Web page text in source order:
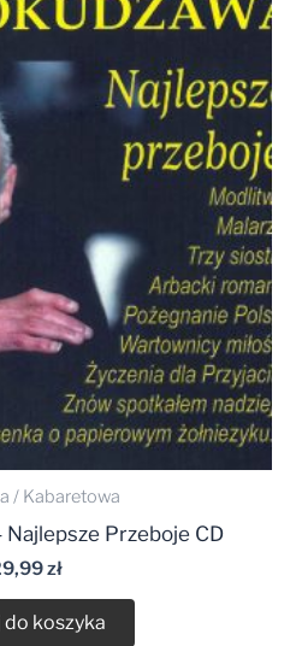
/ Kabaretowa
Najlepsze Przeboje CD
zł
do koszyka